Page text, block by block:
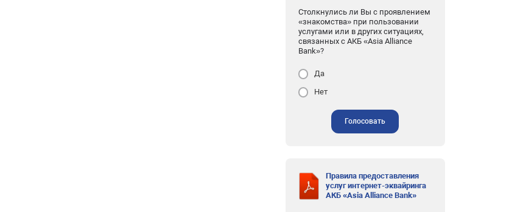
Столкнулись ли Вы с проявлением
«знакомства» при пользовании
услугами или в других ситуациях,
связанных с АКБ «Asia Alliance
Bank»?
Да
Нет
Голосовать
Правила предоставления
услуг интернет-эквайринга
АКБ «Asia Alliance Bank»